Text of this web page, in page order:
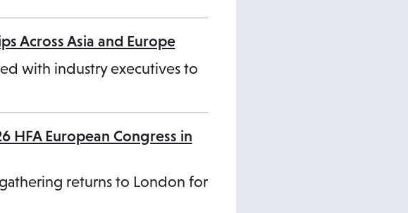
Across Asia and Europe
with industry executives to
HFA European Congress in
returns to London for